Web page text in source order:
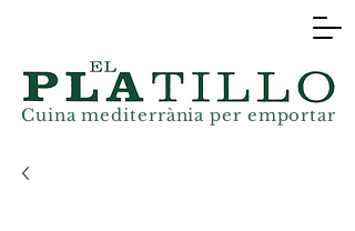
Cuina mediterràniaper emportar